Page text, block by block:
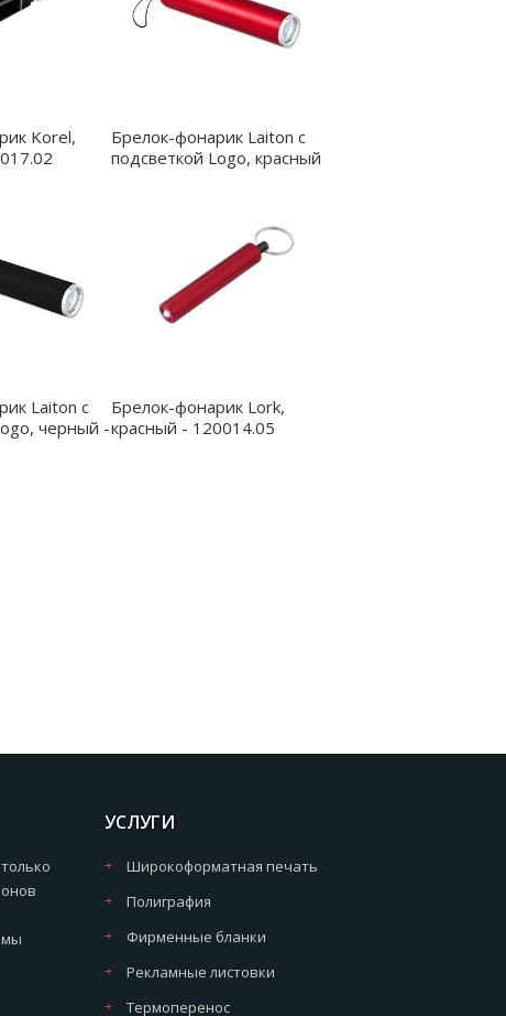
Korel,
Брелок-фонарик Laiton с
подсветкой Logo, красный
Laiton с
черный -
Брелок-фонарик Lork,
красный - 120014.05
мы
УСЛУГИ
Широкоформатная печать
Полиграфия
Фирменные бланки
Рекламные листовки
Термоперенос